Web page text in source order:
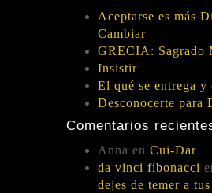
Aceptarse es más
Cambiar
GRECIA: Sagrado
Insistir
El qué se entrega y
Desconocerte para
Comentarios
Anna en Cui-Dar
da vinci fibonacci
dejes de temer a